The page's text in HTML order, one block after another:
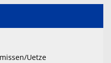
Uetze